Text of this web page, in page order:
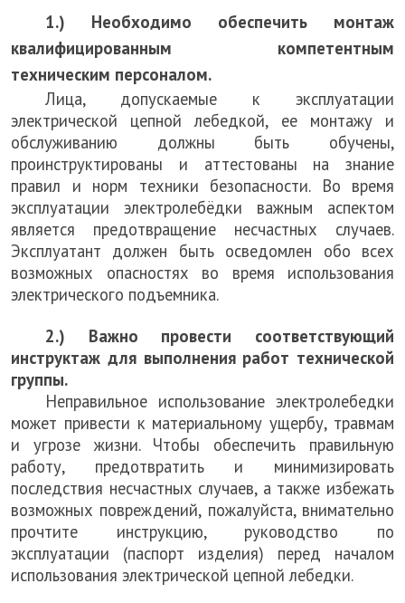
1.) Необходимо обеспечить монтаж
квалифицированным компетентным
техническим персоналом.
Лица, допускаемые к эксплуатации
электрической цепной лебедкой, ее монтажу и
обслуживанию должны быть обучены,
проинструктированы и аттестованы на знание
правил и норм техники безопасности. Во время
эксплуатации электролебёдки важным аспектом
является предотвращение несчастных случаев.
Эксплуатант должен быть осведомлен обо всех
возможных опасностях во время использования
электрического подъемника.
2.) Важно провести соответствующий
инструктаж для выполнения работ технической
группы.
Неправильное использование электролебедки
может привести к материальному ущербу, травмам
и угрозе жизни. Чтобы обеспечить правильную
работу, предотвратить и минимизировать
последствия несчастных случаев, а также избежать
возможных повреждений, пожалуйста, внимательно
прочтите инструкцию, руководство по
эксплуатации (паспорт изделия) перед началом
использования электрической цепной лебедки.